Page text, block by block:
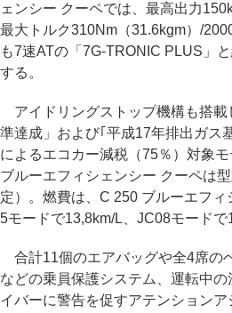
ェンシー クーペでは、最高出力
最大トルク310Nm（31.6kgm）/
も7速ATの「7G-TRONIC PLUS」
する。
アイドリングストップ機構も搭載
準達成」および｢平成17年排出ガス
によるエコカー減税（75％）対象
ブルーエフィシェンシー クーペは
定）。燃費は、C 250 ブルーエフ
5モードで13,8km/L、JC08モードで
合計11個のエアバッグや全4席の
などの乗員保護システム、運転中
イバーに警告を促すアテンション